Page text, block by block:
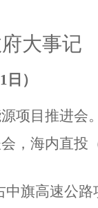
大事记
日）
项目推进会。
，海内直
旗高速公路